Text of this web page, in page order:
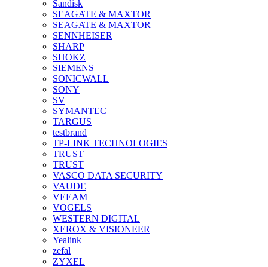
Sandisk
SEAGATE & MAXTOR
SEAGATE & MAXTOR
SENNHEISER
SHARP
SHOKZ
SIEMENS
SONICWALL
SONY
SV
SYMANTEC
TARGUS
testbrand
TP-LINK TECHNOLOGIES
TRUST
TRUST
VASCO DATA SECURITY
VAUDE
VEEAM
VOGELS
WESTERN DIGITAL
XEROX & VISIONEER
Yealink
zefal
ZYXEL